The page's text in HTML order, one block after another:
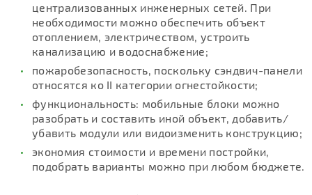
централизованных инженерных сетей. При
необходимости можно обеспечить объект
отоплением, электричеством, устроить
канализацию и водоснабжение;
пожаробезопасность, поскольку сэндвич-панели
относятся ко II категории огнестойкости;
функциональность: мобильные блоки можно
разобрать и составить иной объект, добавить/
убавить модули или видоизменить конструкцию;
экономия стоимости и времени постройки,
подобрать варианты можно при любом бюджете.